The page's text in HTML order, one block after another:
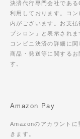
決済代行専門会社であ
利用しております。コ
内がございます。お支
プシロン」と表示されま
コンビニ決済の詳細に
商品・発送等に関する
す。
Amazon Pay
Amazonのアカウントに
きます。